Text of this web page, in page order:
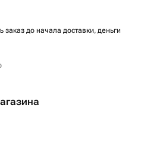
до начала доставки, деньги